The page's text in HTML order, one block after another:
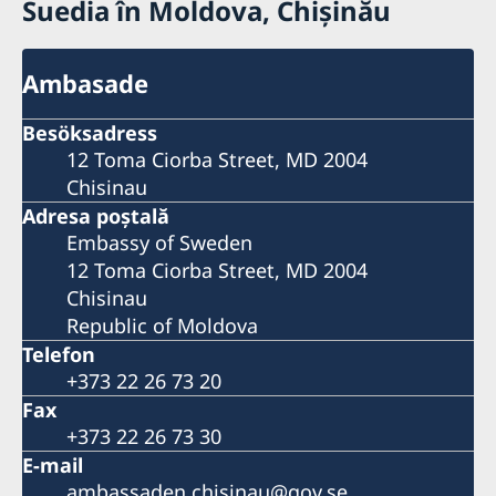
Suedia în Moldova, Chișinău
Ambasade
Besöksadress
12 Toma Ciorba Street, MD 2004
Chisinau
Adresa poştală
Embassy of Sweden
12 Toma Ciorba Street, MD 2004
Chisinau
Republic of Moldova
Telefon
+373 22 26 73 20
Fax
+373 22 26 73 30
E-mail